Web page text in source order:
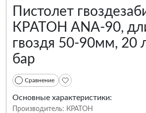
Пистолет
КРАТОН ANA-90,
гвоздя 50-90мм, 20
бар
Сравнение
Основные характеристики:
Производитель: КРАТОН